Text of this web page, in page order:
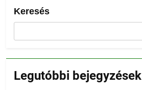
Keresés
Legutóbbi bejegyzések